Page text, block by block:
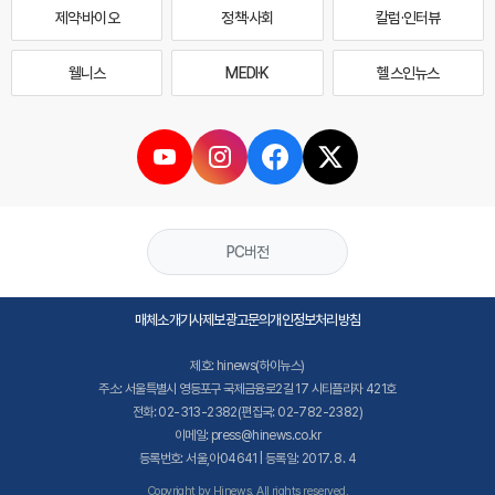
제약·바이오 정책·사회 칼럼·인터뷰
웰니스 MEDI·K 헬스인뉴스
PC버전
매체소개기사제보광고문의개인정보처리방침
제호: hinews(하이뉴스)
주소: 서울특별시 영등포구 국제금융로2길 17 시티플라자 421호
전화: 02-313-2382(편집국: 02-782-2382)
이메일: press@hinews.co.kr
등록번호: 서울,아04641 | 등록일: 2017. 8. 4
Copyright by Hinews. All rights reserved.